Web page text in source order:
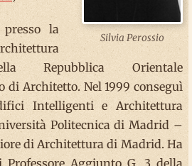
Silvia Perossio
la
Repubblica Orientale
di Architetto. Nel 1999 conseguì
Intelligenti e Architettura
Politecnica di Madrid –
di Architettura di Madrid. Ha
Aggiunto G. 3 della